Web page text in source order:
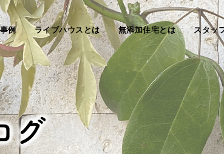
例 ライブハウスとは 無添加住宅とは スタッ
グ